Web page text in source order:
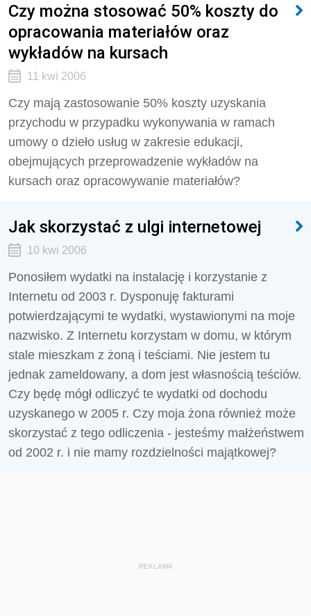
Czy można stosować 50% koszty do
opracowania materiałów oraz
wykładów na kursach
11 kwi 2006
Czy mają zastosowanie 50% koszty uzyskania
przychodu w przypadku wykonywania w ramach
umowy o dzieło usług w zakresie edukacji,
obejmujących przeprowadzenie wykładów na
kursach oraz opracowywanie materiałów?
Jak skorzystać z ulgi internetowej
10 kwi 2006
Ponosiłem wydatki na instalację i korzystanie z
Internetu od 2003 r. Dysponuję fakturami
potwierdzającymi te wydatki, wystawionymi na moje
nazwisko. Z Internetu korzystam w domu, w którym
stale mieszkam z żoną i teściami. Nie jestem tu
jednak zameldowany, a dom jest własnością teściów.
Czy będę mógł odliczyć te wydatki od dochodu
uzyskanego w 2005 r. Czy moja żona również może
skorzystać z tego odliczenia - jesteśmy małżeństwem
od 2002 r. i nie mamy rozdzielności majątkowej?
REKLAMA